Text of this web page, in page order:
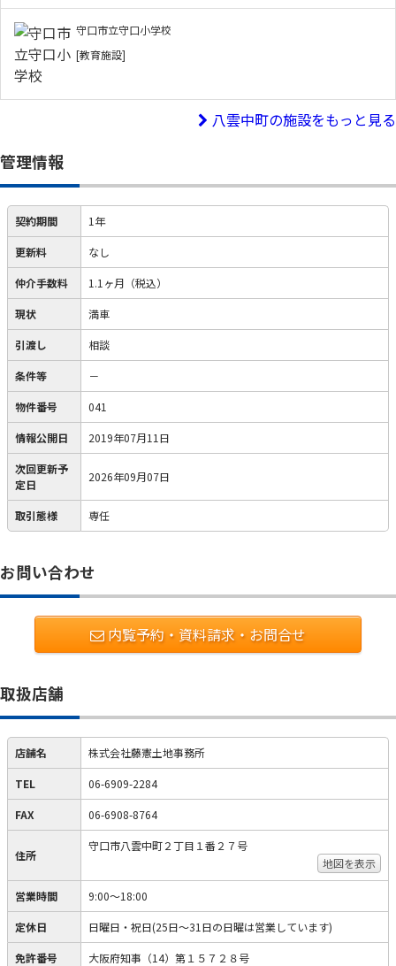
守口市立守口小学校
[教育施設]
八雲中町の施設をもっと見る
管理情報
契約期間 1年
更新料 なし
仲介手数料 1.1ヶ月（税込）
現状 満車
引渡し 相談
条件等 －
物件番号 041
情報公開日 2019年07月11日
次回更新予
定日
2026年09月07日
取引態様 専任
お問い合わせ
内覧予約・資料請求・お問合せ
取扱店舗
店舗名 株式会社藤憲土地事務所
TEL 06-6909-2284
FAX 06-6908-8764
住所
守口市八雲中町２丁目１番２７号
地図を表示
営業時間 9:00～18:00
定休日 日曜日・祝日(25日～31日の日曜は営業しています)
免許番号 大阪府知事（14）第１５７２８号